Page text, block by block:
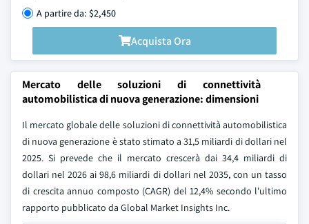
A partire da: $2,450
Acquista Ora
Mercato delle soluzioni di connettività
automobilistica di nuova generazione: dimensioni
Il mercato globale delle soluzioni di connettività automobilistica
di nuova generazione è stato stimato a 31,5 miliardi di dollari nel
2025. Si prevede che il mercato crescerà dai 34,4 miliardi di
dollari nel 2026 ai 98,6 miliardi di dollari nel 2035, con un tasso
di crescita annuo composto (CAGR) del 12,4% secondo l'ultimo
rapporto pubblicato da Global Market Insights Inc.